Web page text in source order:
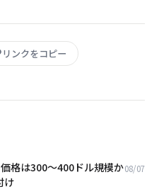
リンクをコピー
格は300〜400ドル規模か
け
08/07